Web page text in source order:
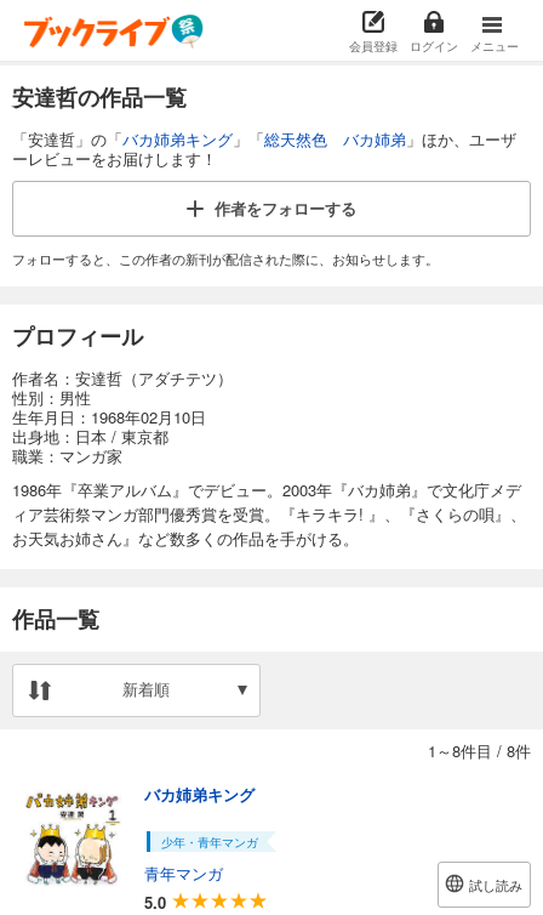
会員登録 ログイン メニュー
安達哲の作品一覧
「安達哲」の「バカ姉弟キング 」「総天然色 バカ姉弟 」ほか、ユーザ
ーレビューをお届けします！
作者をフォローする
フォローすると、この作者の新刊が配信された際に、お知らせします。
プロフィール
作者名：安達哲（アダチテツ）
性別：男性
生年月日：1968年02月10日
出身地：日本 / 東京都
職業：マンガ家
1986年『卒業アルバム』でデビュー。2003年『バカ姉弟』で文化庁メデ
ィア芸術祭マンガ部門優秀賞を受賞。『キラキラ! 』、『さくらの唄』、
お天気お姉さん』など数多くの作品を手がける。
作品一覧
新着順
1～8件目 / 8件
バカ姉弟キング
少年・青年マンガ
青年マンガ
5.0
試し読み